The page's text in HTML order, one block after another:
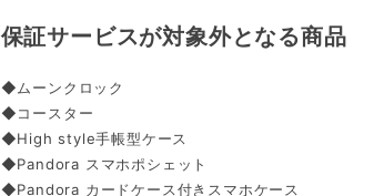
保証サービスが対象外となる商品
◆ムーンクロック
◆コースター
◆High style手帳型ケース
◆Pandora スマホポシェット
◆Pandora カードケース付きスマホケース